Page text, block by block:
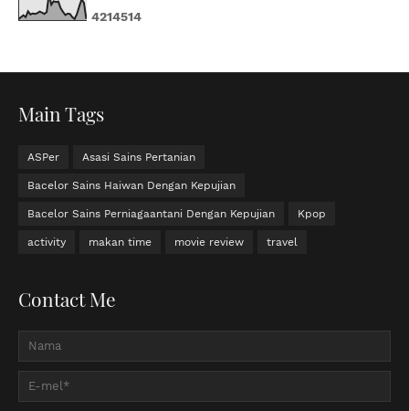
4214514
Main Tags
ASPer Asasi Sains Pertanian
Bacelor Sains Haiwan Dengan Kepujian
Bacelor Sains Perniagaantani Dengan Kepujian Kpop
activity makan time movie review travel
Contact Me